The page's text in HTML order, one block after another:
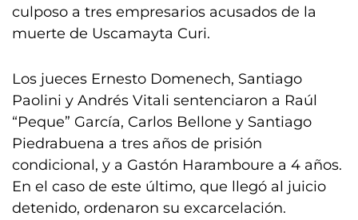
culposo a tres empresarios acusados de la
muerte de Uscamayta Curi.
Los jueces Ernesto Domenech, Santiago
Paolini y Andrés Vitali sentenciaron a Raúl
“Peque” García, Carlos Bellone y Santiago
Piedrabuena a tres años de prisión
condicional, y a Gastón Haramboure a 4 años.
En el caso de este último, que llegó al juicio
detenido, ordenaron su excarcelación.